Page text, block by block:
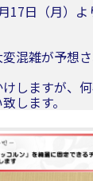
17日（月）
混雑が予想さ
しますが、
します。